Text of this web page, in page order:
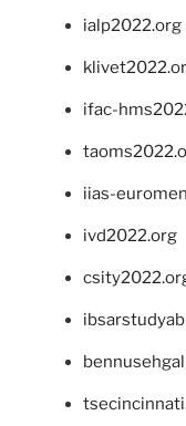
ialp2022.org
ifac-
iias-
ivd2022.org